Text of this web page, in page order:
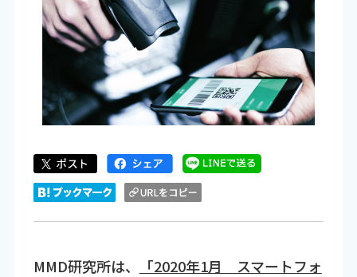
MMD研究所は、
「2020年1月 スマートフォ